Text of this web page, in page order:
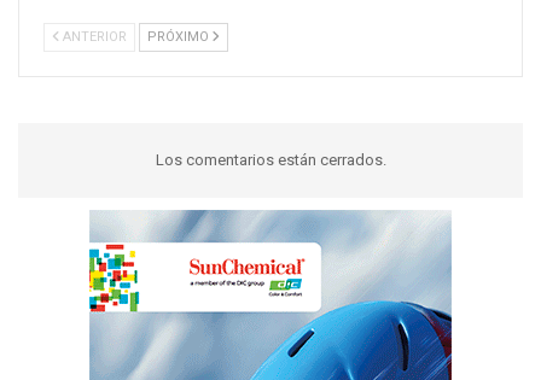
ANTERIOR PRÓXIMO
Los comentarios están cerrados.